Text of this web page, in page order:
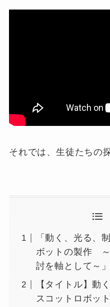
それでは、生徒たちの
「動く、光る、
ボットの製作
討を軸として～
【タイトル】動
スコットロボッ